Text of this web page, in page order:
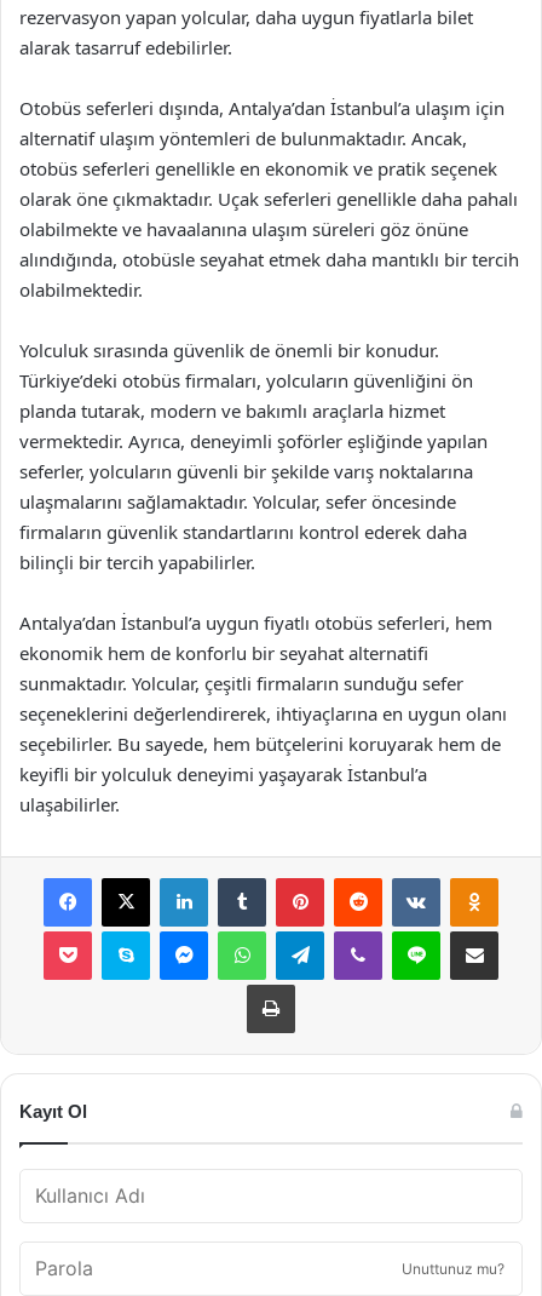
rezervasyon yapan yolcular, daha uygun fiyatlarla bilet
alarak tasarruf edebilirler.
Otobüs seferleri dışında, Antalya’dan İstanbul’a ulaşım için
alternatif ulaşım yöntemleri de bulunmaktadır. Ancak,
otobüs seferleri genellikle en ekonomik ve pratik seçenek
olarak öne çıkmaktadır. Uçak seferleri genellikle daha pahalı
olabilmekte ve havaalanına ulaşım süreleri göz önüne
alındığında, otobüsle seyahat etmek daha mantıklı bir tercih
olabilmektedir.
Yolculuk sırasında güvenlik de önemli bir konudur.
Türkiye’deki otobüs firmaları, yolcuların güvenliğini ön
planda tutarak, modern ve bakımlı araçlarla hizmet
vermektedir. Ayrıca, deneyimli şoförler eşliğinde yapılan
seferler, yolcuların güvenli bir şekilde varış noktalarına
ulaşmalarını sağlamaktadır. Yolcular, sefer öncesinde
firmaların güvenlik standartlarını kontrol ederek daha
bilinçli bir tercih yapabilirler.
Antalya’dan İstanbul’a uygun fiyatlı otobüs seferleri, hem
ekonomik hem de konforlu bir seyahat alternatifi
sunmaktadır. Yolcular, çeşitli firmaların sunduğu sefer
seçeneklerini değerlendirerek, ihtiyaçlarına en uygun olanı
seçebilirler. Bu sayede, hem bütçelerini koruyarak hem de
keyifli bir yolculuk deneyimi yaşayarak İstanbul’a
ulaşabilirler.
Facebook
X LinkedInTumblr PinterestReddit VKontakte
Pocket Skype MessengerWhatsAppTelegramViber Line E-Posta ile
Yazdır
Kayıt Ol
Unuttunuz mu?